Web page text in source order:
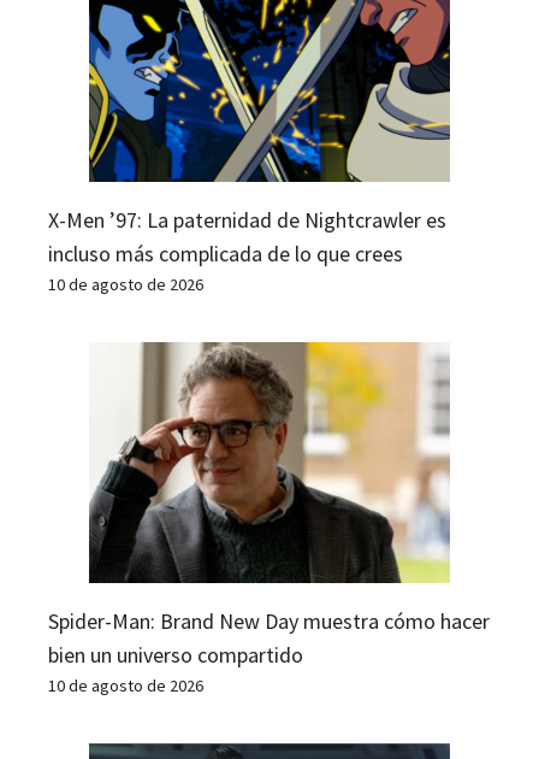
X-Men ’97: La paternidad de Nightcrawler es
incluso más complicada de lo que crees
10 de agosto de 2026
Spider-Man: Brand New Day muestra cómo hacer
bien un universo compartido
10 de agosto de 2026